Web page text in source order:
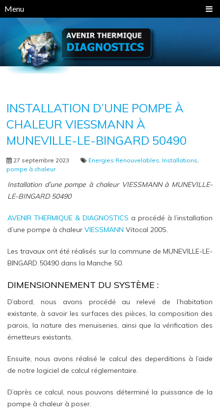
Menu
INSTALLATION D’UNE POMPE À
CHALEUR VIESSMANN À
MUNEVILLE-LE-BINGARD 50490
27 septembre 2023 Energies Renouvelables Installations
pompe à chaleur
Installation d’une pompe à chaleur VIESSMANN à MUNEVILLE-
LE-BINGARD 50490
AVENIR THERMIQUE & DIAGNOSTICS a procédé à l’installation
d’une pompe à chaleur VIESSMANN Vitocal 200S.
Les travaux ont été réalisés sur la commune de MUNEVILLE-LE-
BINGARD 50490 dans la Manche 50.
DIMENSIONNEMENT DU SYSTÈME :
D’abord, nous avons procédé au relevé de l’habitation
existante, à savoir les surfaces des pièces, la composition des
parois, la nature des menuiseries, ainsi que la vérification des
émetteurs existants.
Ensuite, nous avons réalisé le calcul des deperditions à l’aide
de notre logiciel de calcul réglementaire.
D’après ce calcul, nous pouvons déterminé la puissance de la
pompe à chaleur à poser.
Panneau de gestion des cookies